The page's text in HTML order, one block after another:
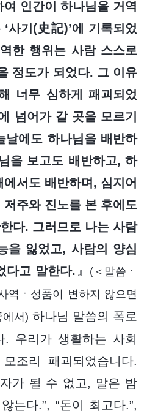
인간이 하나님을 거역
사기(史記)’에 기록되었
한 행위는 사람 스스로
정도가 되었다. 그 이유
너무 심하게 패괴되었
넘어가 갈 곳을 모르기
날에도 하나님을 배반하
을 보고도 배반하고, 하
서도 배반하며, 심지어
주와 진노를 본 후에도
다. 그러므로 나는 사람
을 잃었고, 사람의 양심
다고 말한다. 』 (＜말씀ㆍ
ㆍ성품이 변하지 않으면
서) 하나님 말씀의 폭로
. 우리가 생활하는 사회
조리 패괴되었습니다.
가 될 수 없고, 말은 밤
는다.”, “돈이 최고다.”,